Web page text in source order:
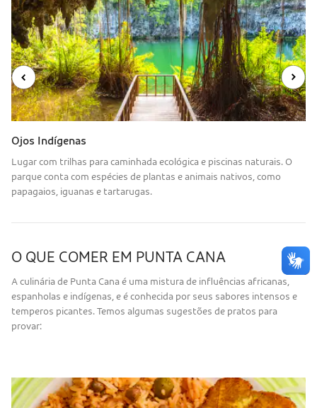
Ojos Indígenas
Lugar com trilhas para caminhada ecológica e piscinas naturais. O
parque conta com espécies de plantas e animais nativos, como
papagaios, iguanas e tartarugas.
O QUE COMER EM PUNTA CANA
A culinária de Punta Cana é uma mistura de influências africanas,
espanholas e indígenas, e é conhecida por seus sabores intensos e
temperos picantes. Temos algumas sugestões de pratos para
provar: